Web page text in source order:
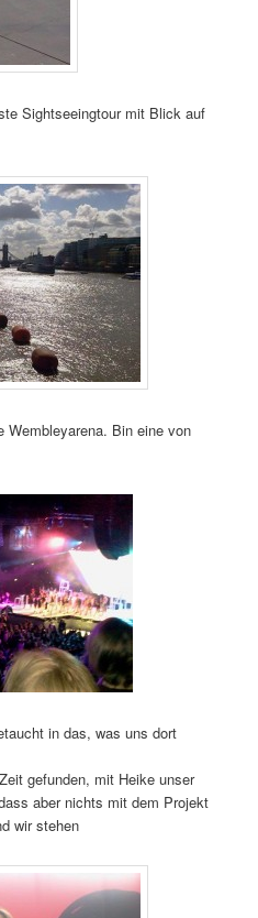
Sightseeingtour mit Blick auf
Bin eine von
in das, was uns dort
gefunden, mit Heike unser
aber nichts mit dem Projekt
wir stehen